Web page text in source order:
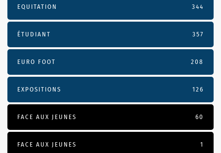
EQUITATION 344
ÉTUDIANT 357
EURO FOOT 208
EXPOSITIONS 126
FACE AUX JEUNES 60
FACE AUX JEUNES 1